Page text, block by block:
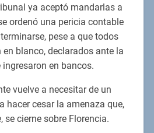
ya aceptó mandarlas a
ordenó una pericia contable
pese a que todos
en blanco, declarados ante la
en bancos.
vuelve a necesitar de un
hacer cesar la amenaza que,
se cierne sobre Florencia.